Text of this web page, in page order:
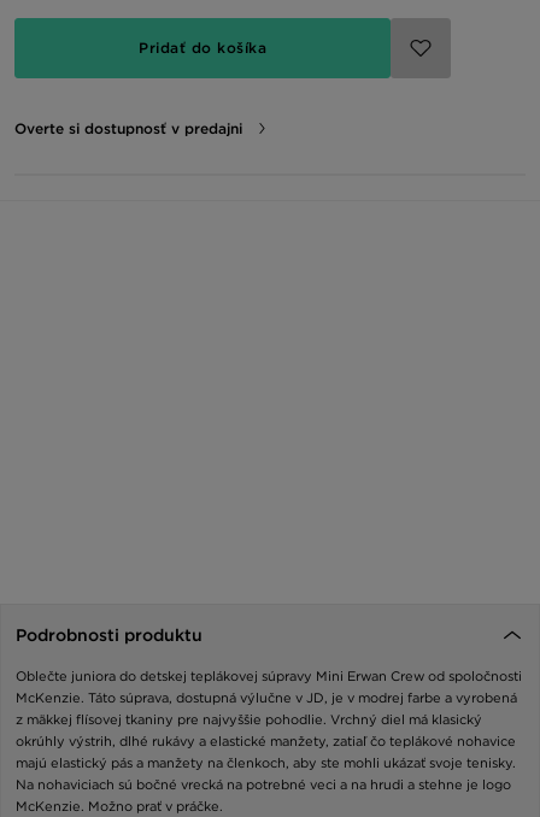
Pridať do košíka
Overte si dostupnosť v predajni
Podrobnosti produktu
Oblečte juniora do detskej teplákovej súpravy Mini Erwan Crew od spoločnosti
McKenzie. Táto súprava, dostupná výlučne v JD, je v modrej farbe a vyrobená
z mäkkej flísovej tkaniny pre najvyššie pohodlie. Vrchný diel má klasický
okrúhly výstrih, dlhé rukávy a elastické manžety, zatiaľ čo teplákové nohavice
majú elastický pás a manžety na členkoch, aby ste mohli ukázať svoje tenisky.
Na nohaviciach sú bočné vrecká na potrebné veci a na hrudi a stehne je logo
McKenzie. Možno prať v práčke.